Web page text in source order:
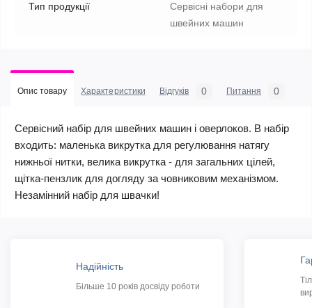
Тип продукції
Сервісні набори для
швейних машин
Опис товару Характеристики Відгуків 0 Питання 0
Сервісний набір для швейних машин і оверлоков. В набір
входить: маленька викрутка для регулювання натягу
нижньої нитки, велика викрутка - для загальних цілей,
щітка-пензлик для догляду за човниковим механізмом.
Незамінний набір для швачки!
Надійність
Більше 10 років досвіду роботи